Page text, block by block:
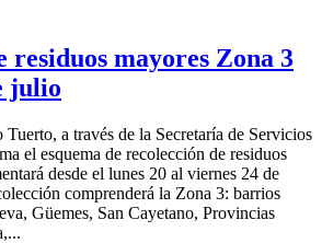
residuos mayores Zona 3
julio
a través de la Secretaría de Servicios
el esquema de recolección de residuos
desde el lunes 20 al viernes 24 de
comprenderá la Zona 3: barrios
Güemes, San Cayetano, Provincias